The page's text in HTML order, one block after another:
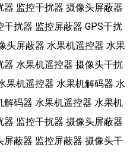
器 监控干扰器 摄像头屏蔽器
干扰器 监控屏蔽器 GPS干扰
头屏蔽器 水果机遥控器 水果
器 水果机遥控器 摄像头干扰
果机遥控器 水果机解码器 水
解码器 水果机遥控器 水果机
器 监控干扰器 摄像头屏蔽器
屏蔽器 监控屏蔽器 摄像头干